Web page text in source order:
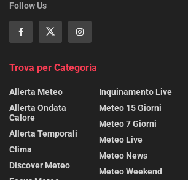
Follow Us
Trova per Categoria
Allerta Meteo
Allerta Ondata
Calore
Allerta Temporali
Clima
Discover Meteo
Inquinamento Live
Meteo 15 Giorni
Meteo 7 Giorni
Meteo Live
Meteo News
Meteo Weekend